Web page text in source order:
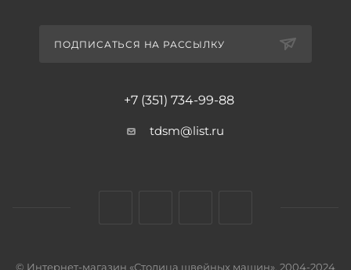
ПОДПИСАТЬСЯ НА РАССЫЛКУ
+7 (351) 734-99-88
tdsm@list.ru
© Интернет-магазин «Столица швейных машин», 2004-2024